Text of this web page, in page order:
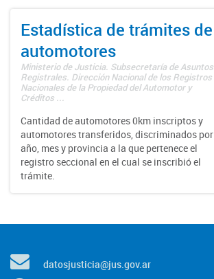
Estadística de trámites de
automotores
Ministerio de Justicia. Subsecretaría de Asuntos
Registrales. Dirección Nacional de los Registros
Nacionales de la Propiedad del Automotor y
Créditos ...
Cantidad de automotores 0km inscriptos y
automotores transferidos, discriminados por
año, mes y provincia a la que pertenece el
registro seccional en el cual se inscribió el
trámite.
datosjusticia@jus.gov.ar